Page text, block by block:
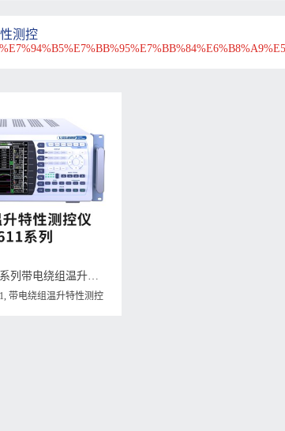
测控
威格新品-VG5611系列带电绕组温升特性测控仪 厂家直销 质量保障
, 带电绕组温升特性测控